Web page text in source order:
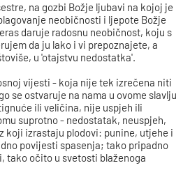
na gozbi Božje ljubavi na kojoj je
neobičnosti i ljepote Božje
daruje radosnu neobičnost, koju s
da ju lako i vi prepoznajete, a
u 'otajstvu nedostatka'.
vijesti - koja nije tek izrečena niti
se ostvaruje na nama u ovome slavlju
ili veličina, nije uspjeh ili
suprotno - nedostatak, neuspjeh,
koji izrastaju plodovi: punine, utjehe i
povijesti spasenja; tako pripadno
tako očito u svetosti blaženoga